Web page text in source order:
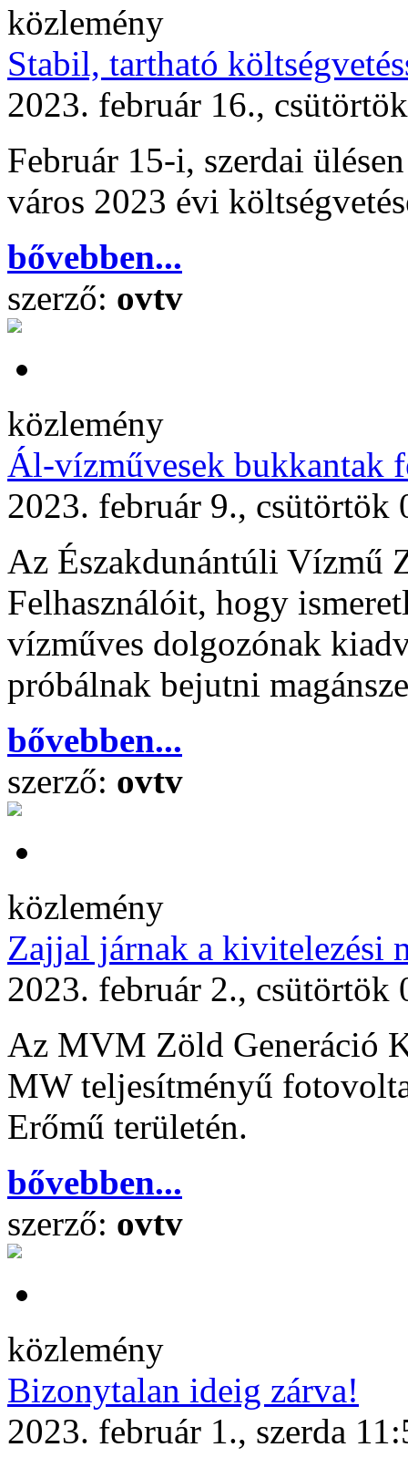
közlemény
Stabil, tartható
2023. február 16.,
Február 15-i, szerdai
város 2023 évi
bővebben...
szerző: ovtv
közlemény
Ál-vízművesek bukkantak
2023. február 9., csütörtök
Az Északdunántúli Vízmű
Felhasználóit, hogy
vízműves dolgozónak
próbálnak bejutni
bővebben...
szerző: ovtv
közlemény
Zajjal járnak a kivitelezési
2023. február 2., csütörtök
Az MVM Zöld Generáció
MW teljesítményű
Erőmű területén.
bővebben...
szerző: ovtv
közlemény
Bizonytalan ideig zárva!
2023. február 1., szerda